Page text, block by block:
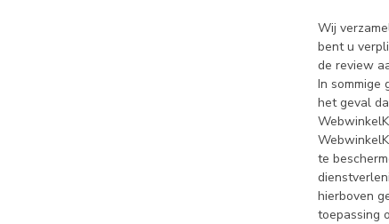
Wij
bent u
de review
In sommige
het geval
te
hierboven
toepassing